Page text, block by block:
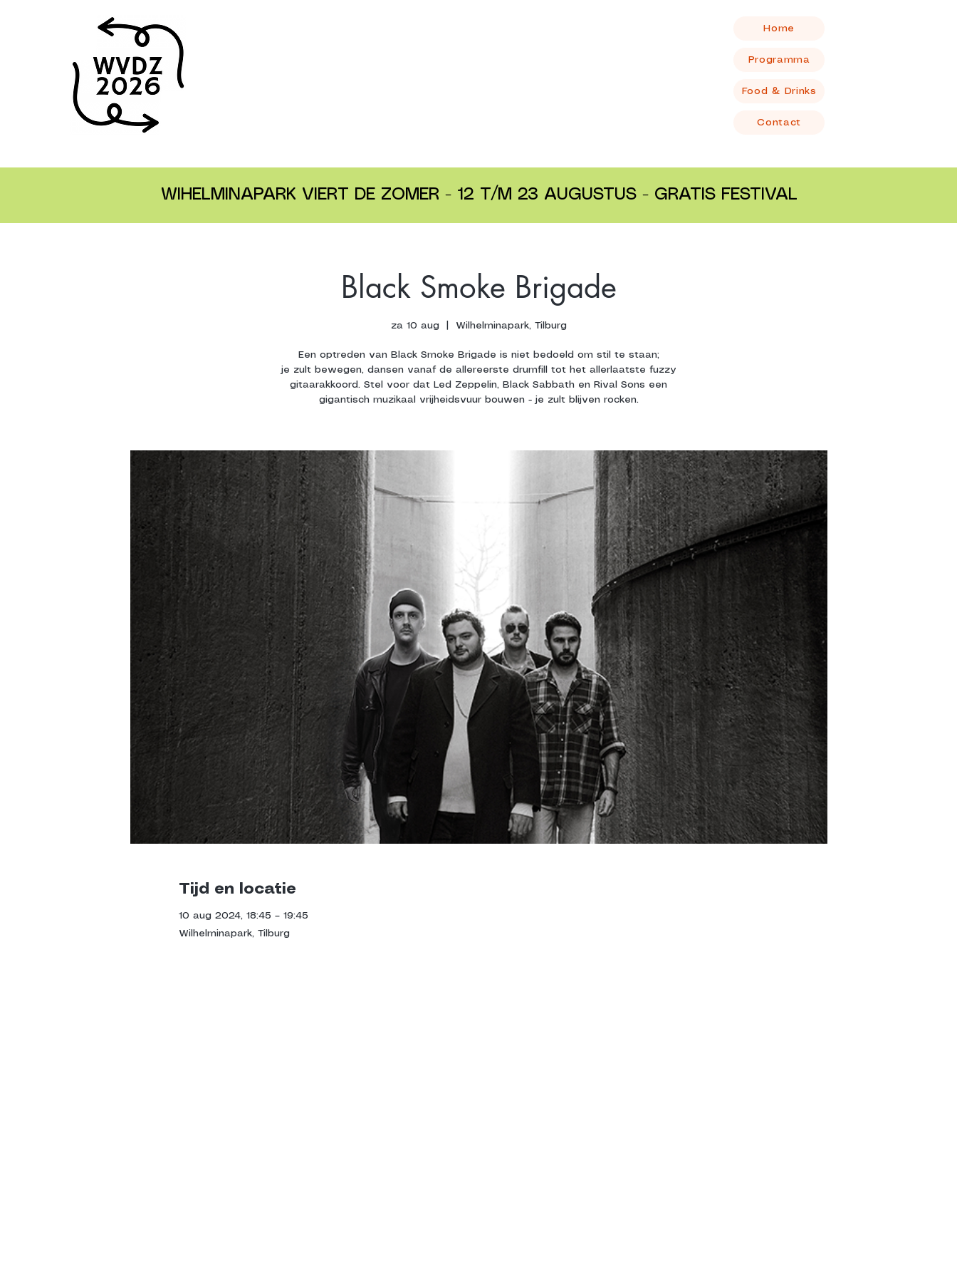
Home
Programma
Food & Drinks
Contact
WIHELMINAPARK VIERT DE ZOMER - 12 T/M 23 AUGUSTUS - GRATIS FESTIVAL
Black Smoke Brigade
za 10 aug
  |
Wilhelminapark, Tilburg
Een optreden van Black Smoke Brigade is niet bedoeld om stil te staan;
je zult bewegen, dansen vanaf de allereerste drumfill tot het allerlaatste fuzzy
gitaarakkoord. Stel voor dat Led Zeppelin, Black Sabbath en Rival Sons een
gigantisch muzikaal vrijheidsvuur bouwen - je zult blijven rocken.
Tijd en locatie
10 aug 2024, 18:45 – 19:45
Wilhelminapark, Tilburg